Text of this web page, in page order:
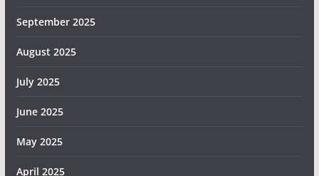
September 2025
August 2025
July 2025
June 2025
May 2025
April 2025